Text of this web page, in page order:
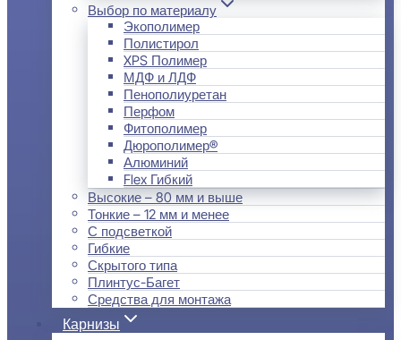
Выбор по материалу
Экополимер
Полистирол
XPS Полимер
МДФ и ЛДФ
Пенополиуретан
Перфом
Фитополимер
Дюрополимер®
Алюминий
Flex Гибкий
Высокие – 80 мм и выше
Тонкие – 12 мм и менее
С подсветкой
Гибкие
Скрытого типа
Плинтус-Багет
Средства для монтажа
Карнизы